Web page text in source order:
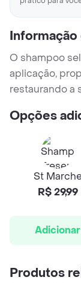
O shampoo
aplicação,
restaurando a
Opções
St
R$ 29,99
Adicionar
Produtos